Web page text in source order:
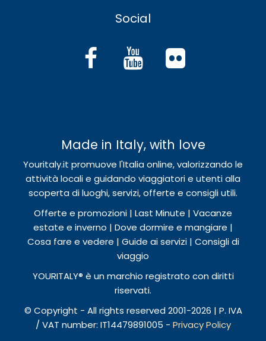
Social
Made in Italy, with love
Youritaly.it promuove l'Italia online, valorizzando le
attività locali e guidando viaggiatori e utenti alla
scoperta di luoghi, servizi, offerte e consigli utili.
Offerte e promozioni | Last Minute | Vacanze
estate e inverno | Dove dormire e mangiare |
Cosa fare e vedere | Guide ai servizi | Consigli di
viaggio
YOURITALY® è un marchio registrato con diritti
riservati.
© Copyright - All rights reserved 2001-2026 | P. IVA
/ VAT number: IT14479891005 - Privacy Policy